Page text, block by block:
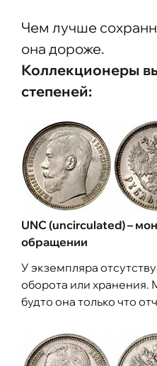
Чем лучше
она дороже.
Коллекционеры
степеней:
UNC (uncirculated) –
обращении
У экземпляра
оборота или хранения.
будто она только что